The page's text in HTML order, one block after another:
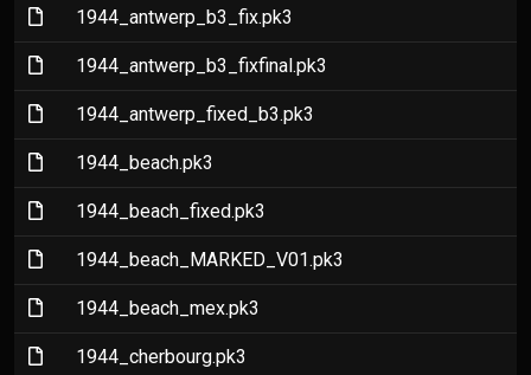
(File)1944_antwerp_b3_fix.pk3
(File)1944_antwerp_b3_fixfinal.pk3
(File)1944_antwerp_fixed_b3.pk3
(File)1944_beach.pk3
(File)1944_beach_fixed.pk3
(File)1944_beach_MARKED_V01.pk3
(File)1944_beach_mex.pk3
(File)1944_cherbourg.pk3